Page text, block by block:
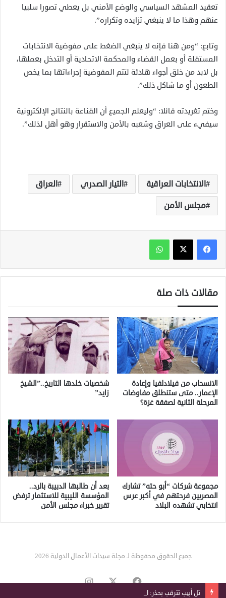
تعقيد المشهد السياسي والوضع الأمني بل يعطي تصورا سلبيا
عنهم وهذا ما لا ينبغي تزايده وتكراره”.
وتابع: “ومن هنا فإنه لا ينبغي الضغط على مفوضية الانتخابات
المستقلة أو بعمل القضاء والمحكمة الاتحادية أو التدخل بعملها،
بل لابد من خلق أجواء هادئة لتتم المفوضية إجراءاتها بما يخص
الطعون أو ما شاكل ذلك”.
وختم تغريدته قائلا: “وليعلم الجميع أن القناعة بالنتائج الإلكترونية
سيفيء على العراق وشعبه بالأمن والاستقرار وهو أهل لذلك”.
الانتخابات العراقية التيار الصدري
العراق
مجلس الأمن
واتساب
مقالات ذات صلة
الانسحاب من فيلادلفيا وإعادة
الإعمار.. متى ستنطلق مفاوضات
المرحلة الثانية لصفقة غزة؟
شخصيات خلدها التاريخ..”الشيخ
زايد”
مجموعة شركات “أبو حته” تشارك
المصريين فرحتهم في أكبر عرس
انتخابي تشهده البلاد
بعد أن طالبها الدبيبة بالرد..
المؤسسة الليبية للاستثمار ترفض
تقرير خبراء مجلس الأمن
جميع الحقوق محفوظة لـ مجلة سيدات الأعمال الدولية 2026
فيسبوك
‫X انستقرام